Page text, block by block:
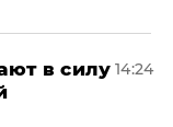
в силу 14:24